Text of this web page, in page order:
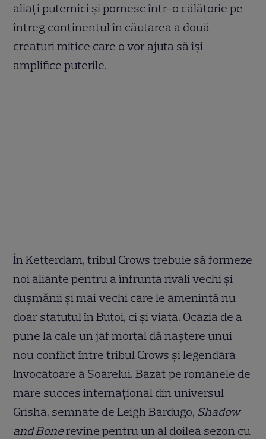
aliați puternici și pornesc într-o călătorie pe
întreg continentul în căutarea a două
creaturi mitice care o vor ajuta să își
amplifice puterile.
În Ketterdam, tribul Crows trebuie să formeze
noi alianțe pentru a înfrunta rivali vechi și
dușmănii și mai vechi care le amenință nu
doar statutul în Butoi, ci și viața. Ocazia de a
pune la cale un jaf mortal dă naștere unui
nou conflict între tribul Crows și legendara
Invocatoare a Soarelui. Bazat pe romanele de
mare succes internațional din universul
Grisha, semnate de Leigh Bardugo, Shadow
and Bonerevine pentru un al doilea sezon cu